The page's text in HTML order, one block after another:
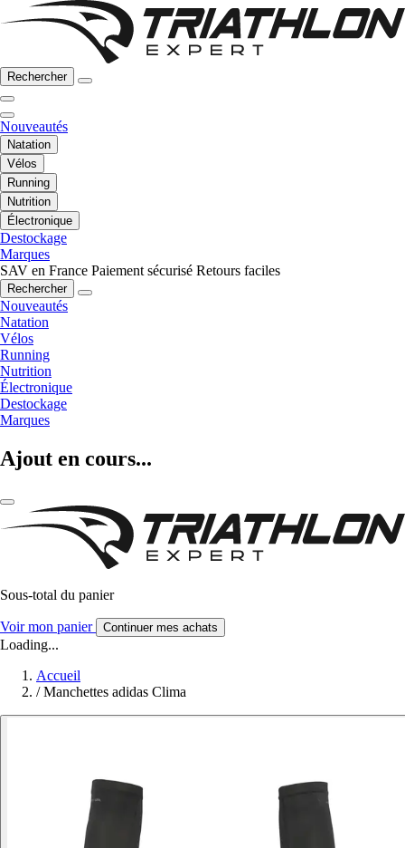
Rechercher
Nouveautés
Natation
Vélos
Running
Nutrition
Électronique
Destockage
Marques
SAV en France Paiement sécurisé Retours faciles
Rechercher
Nouveautés
Natation
Vélos
Running
Nutrition
Électronique
Destockage
Marques
Ajout en cours...
Sous-total du panier
Voir mon panier Continuer mes achats
Loading...
Accueil
/ Manchettes adidas Clima